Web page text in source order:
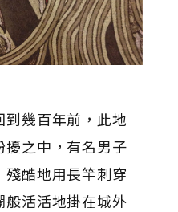
幾百年前，此地
之中，有名男子
酷地用長竿刺穿
活活地掛在城外